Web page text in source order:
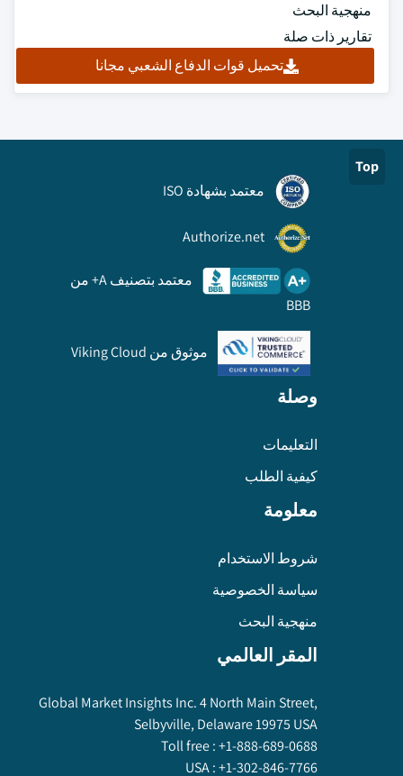
منهجية البحث
تقارير ذات صلة
تحميل قوات الدفاع الشعبي مجانا
Top
معتمد بشهادة ISO
Authorize.net
معتمد بتصنيف A+ من
BBB
موثوق من Viking Cloud
وصلة
التعليمات
كيفية الطلب
معلومة
شروط الاستخدام
سياسة الخصوصية
منهجية البحث
المقر العالمي
Global Market Insights Inc. 4 North Main Street,
Selbyville, Delaware 19975 USA
Toll free :+1-888-689-0688
USA :+1-302-846-7766